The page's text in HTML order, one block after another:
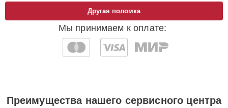
Мы принимаем к оплате:
Другая поломка
Преимущества нашего сервисного центра